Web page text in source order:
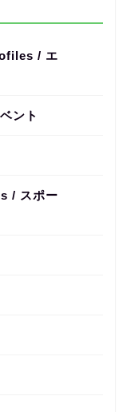
/ エ
ント
/ スポー